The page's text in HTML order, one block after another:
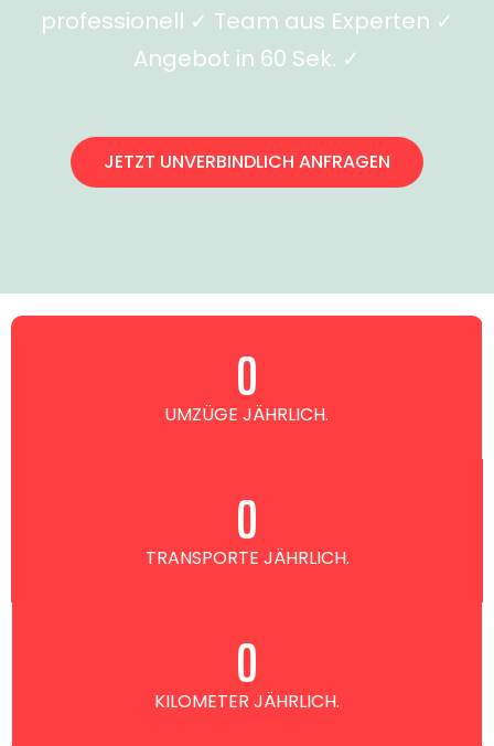
professionell ✓ Team aus Experten ✓
Angebot in 60 Sek. ✓
JETZT UNVERBINDLICH ANFRAGEN
UMZÜGE JÄHRLICH.
0
TRANSPORTE JÄHRLICH.
0
KILOMETER JÄHRLICH.
0